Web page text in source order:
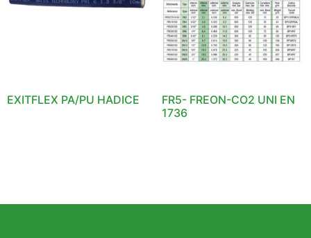
EXITFLEX PA/PU HADICE
FR5- FREON-CO2 UNI EN
1736